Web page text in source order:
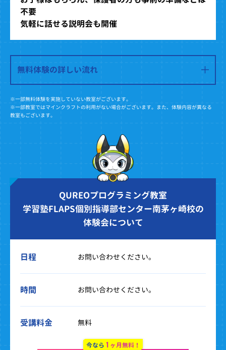
不要
気軽に話せる説明会も開催
無料体験の詳しい流れ
※一部無料体験を実施していない教室がございます。
※一部教室ではマインクラフトの利用がない場合がございます。また、体験内容が異なる
教室もございます。
QUREOプログラミング教室
学習塾FLAPS個別指導部センター南茅ヶ崎校の
体験会について
日程 お問い合わせください。
時間 お問い合わせください。
受講料金 無料
今なら 1 ヶ月無料！